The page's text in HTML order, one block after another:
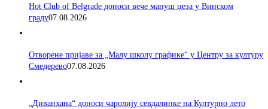
Hot Club of Belgrade доноси вече мануш џеза у Винском
граду07.08.2026
Отворене пријаве за „Малу школу графике“ у Центру за културу
Смедерево07.08.2026
„Диванхана“ доноси чаролију севдалинке на Културно лето